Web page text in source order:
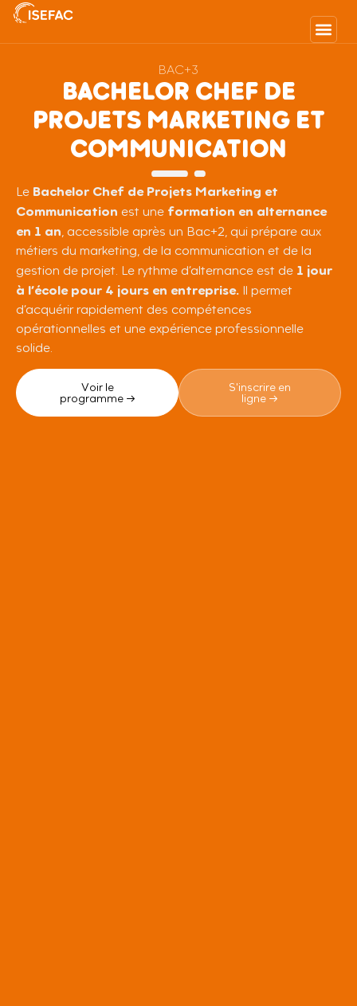
BAC+3
BACHELOR CHEF DE
PROJETS MARKETING ET
COMMUNICATION
Le Bachelor Chef de Projets Marketing et
Communication est une formation en alternance
en 1 an, accessible après un Bac+2, qui prépare aux
métiers du marketing, de la communication et de la
gestion de projet. Le rythme d’alternance est de 1 jour
à l’école pour 4 jours en entreprise. Il permet
d’acquérir rapidement des compétences
opérationnelles et une expérience professionnelle
solide.
Voir le
programme →
S'inscrire en
ligne →